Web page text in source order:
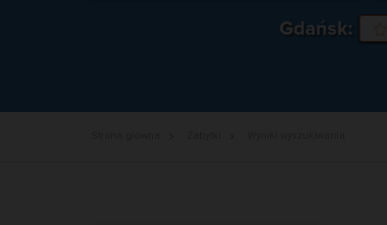
Gdańsk: